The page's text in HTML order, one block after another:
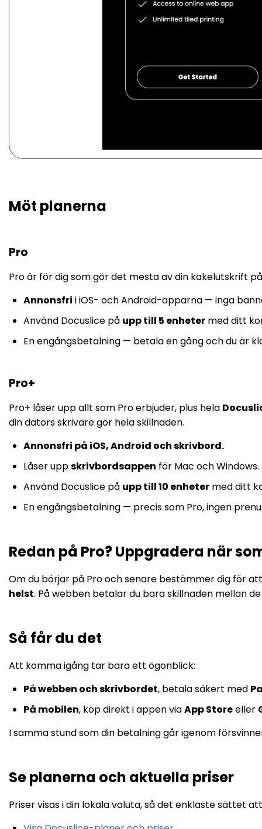
Möt planerna
Pro
Pro är för dig som gör det mesta av din kakelutskrift
Annonsfri i iOS- och Android-apparna — inga
Använd Docuslice på upp till 5 enheter med ditt
En engångsbetalning — betala en gång och du är
Pro+
Pro+ låser upp allt som Pro erbjuder, plus hela
din dators skrivare gör hela skillnaden.
Annonsfri på iOS, Android och skrivbord.
Låser uppskrivbordsappen för Mac och Windows.
Använd Docuslice på upp till 10 enheter med ditt
En engångsbetalning — precis som Pro, ingen
Redan på Pro? Uppgradera när
Om du börjar på Pro och senare bestämmer dig för
helst. På webben betalar du bara skillnaden mellan
Så får du det
Att komma igång tar bara ett ögonblick:
På webben och skrivbordet, betala säkert med
På mobilen, köp direkt i appen viaApp Storeeller
I samma stund som din betalning går igenom
Se planerna och aktuella priser
Priser visas i din lokala valuta, så det enklaste sättet